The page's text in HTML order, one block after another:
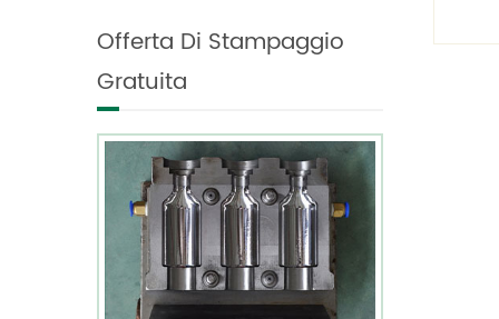
taglie realizza la tua
gratuita
Offerta Di Stampaggio
Gratuita